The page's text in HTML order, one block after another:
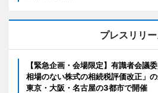
プレスリリ
【緊急企画・会場限定】有識者会議
相場のない株式の相続税評価改正」
東京・大阪・名古屋の3都市で開催